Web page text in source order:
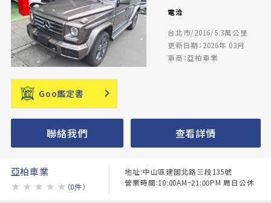
電洽
台北市/2016/5.3萬公里
更新日期：2026年 03月
車商：亞柏車業
Goo鑑定書
聯絡我們 查看詳情
亞柏車業
★ ★ ★ ★ ★ （0件）
地址:中山區建國北路三段135號
營業時間:10:00AM~21:00PM 周日公休